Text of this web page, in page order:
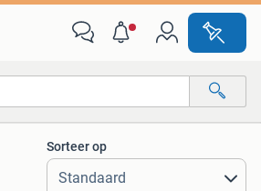
Alle afstanden…
Sorteer op